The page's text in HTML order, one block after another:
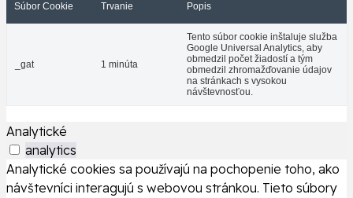
Súbor Cookie Trvanie Popis
_gat 1 minúta
Tento súbor cookie inštaluje služba
Google Universal Analytics, aby
obmedzil počet žiadostí a tým
obmedzil zhromažďovanie údajov
na stránkach s vysokou
návštevnosťou.
Analytické
analytics
Analytické cookies sa používajú na pochopenie toho, ako
návštevníci interagujú s webovou stránkou. Tieto súbory